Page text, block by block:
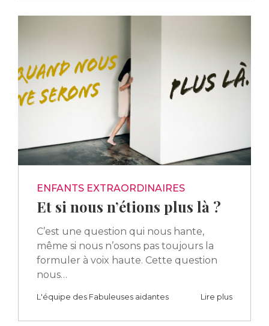
ENFANTS EXTRAORDINAIRES
Et si nous n’étions plus là ?
C’est une question qui nous hante,
même si nous n’osons pas toujours la
formuler à voix haute. Cette question
nous…
L'équipe des Fabuleuses aidantes Lire plus